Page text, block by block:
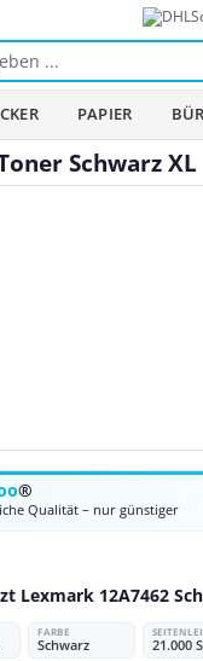
PAPIER
Schwarz XL
®
Qualität – nur günstiger
Lexmark 12A7462
FARBE
Schwarz 21.000